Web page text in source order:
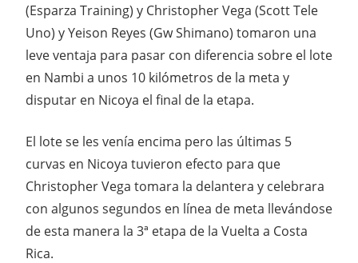
(Esparza Training) y Christopher Vega (Scott Tele
Uno) y Yeison Reyes (Gw Shimano) tomaron una
leve ventaja para pasar con diferencia sobre el lote
en Nambi a unos 10 kilómetros de la meta y
disputar en Nicoya el final de la etapa.
El lote se les venía encima pero las últimas 5
curvas en Nicoya tuvieron efecto para que
Christopher Vega tomara la delantera y celebrara
con algunos segundos en línea de meta llevándose
de esta manera la 3ª etapa de la Vuelta a Costa
Rica.